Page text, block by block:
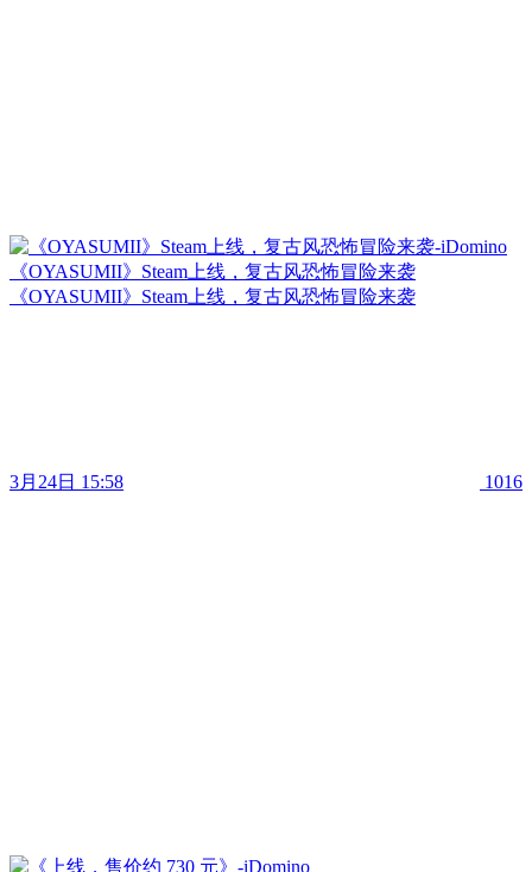
《OYASUMII》Steam上线，复古风恐怖冒险来袭
《OYASUMII》Steam上线，复古风恐怖冒险来袭
3月24日 15:58 1016